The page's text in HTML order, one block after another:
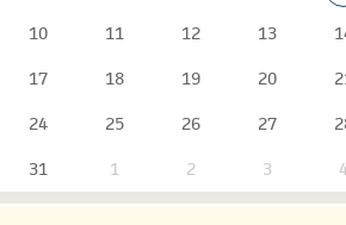
10
11 12 13
17
18 19 20
24
25 26 27
31
1 2 3